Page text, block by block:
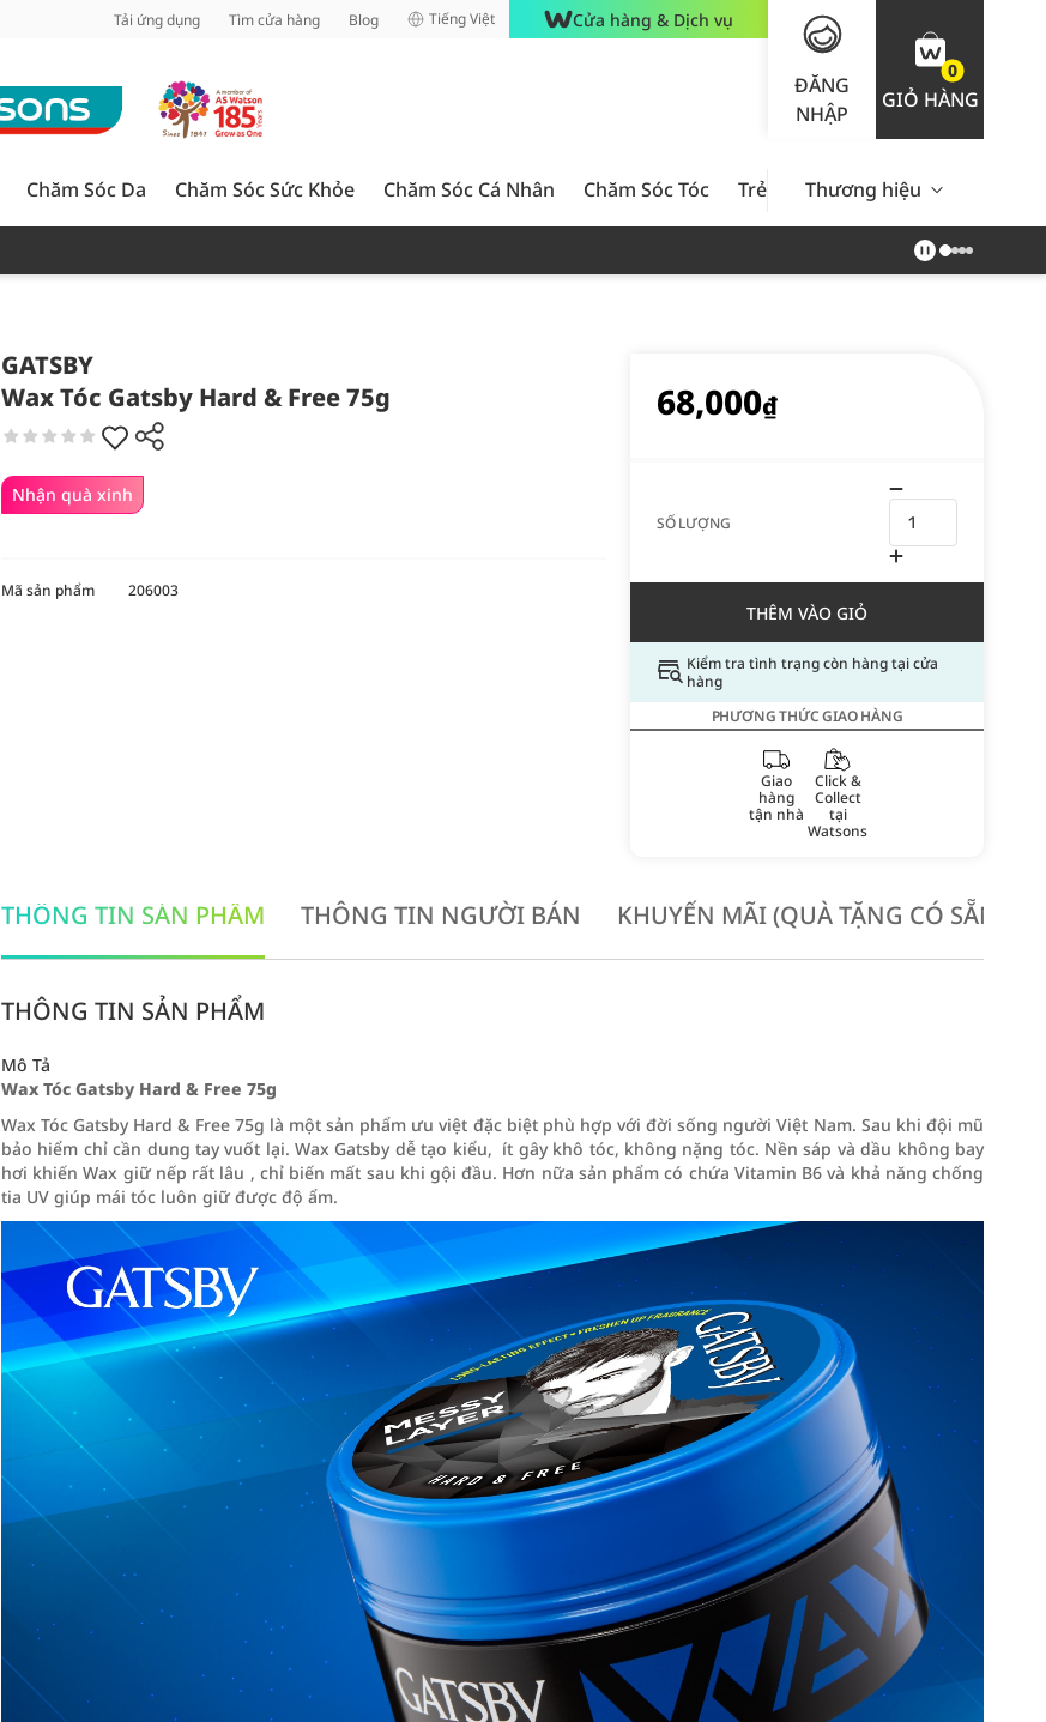
Tải ứng dụng Tìm cửa hàng Blog Tiếng Việt Cửa hàng & Dịch vụ
ĐĂNG
NHẬP
0
GIỎ HÀNG
Chăm Sóc Da Chăm Sóc Sức Khỏe Chăm Sóc Cá Nhân Chăm Sóc Tóc Trẻ Em Nam Giới Chăm Sóc
Thương hiệu
GATSBY
Wax Tóc Gatsby Hard & Free 75g
Nhận quà xinh
68,000₫
SỐ LƯỢNG
THÊM VÀO GIỎ
Kiểm tra tình trạng còn hàng tại cửa
hàng
PHƯƠNG THỨC GIAO HÀNG
Giao
hàng
tận nhà
Click &
Collect
tại
Watsons
Mã sản phẩm 206003
THÔNG TIN SẢN PHẨM THÔNG TIN NGƯỜI BÁN KHUYẾN MÃI (QUÀ TẶNG CÓ SẴN
THÔNG TIN SẢN PHẨM
Mô Tả
Wax Tóc Gatsby Hard & Free 75g
Wax Tóc Gatsby Hard & Free 75g là một sản phẩm ưu việt đặc biệt phù hợp với đời sống người Việt Nam. Sau khi đội mũ
bảo hiểm chỉ cần dung tay vuốt lại. Wax Gatsby dễ tạo kiểu, ít gây khô tóc, không nặng tóc. Nền sáp và dầu không bay
hơi khiến Wax giữ nếp rất lâu , chỉ biến mất sau khi gội đầu. Hơn nữa sản phẩm có chứa Vitamin B6 và khả năng chống
tia UV giúp mái tóc luôn giữ được độ ẩm.